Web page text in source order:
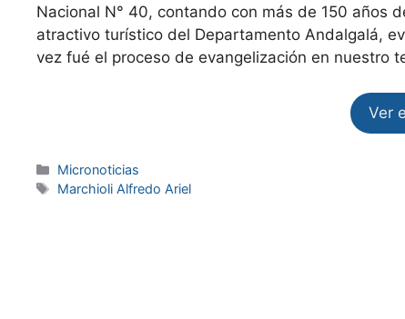
Nacional N° 40, contando con más de 150 años
atractivo turístico del Departamento Andalgalá,
vez fué el proceso de evangelización en nuestro
Ver
Micronoticias
Marchioli Alfredo Ariel